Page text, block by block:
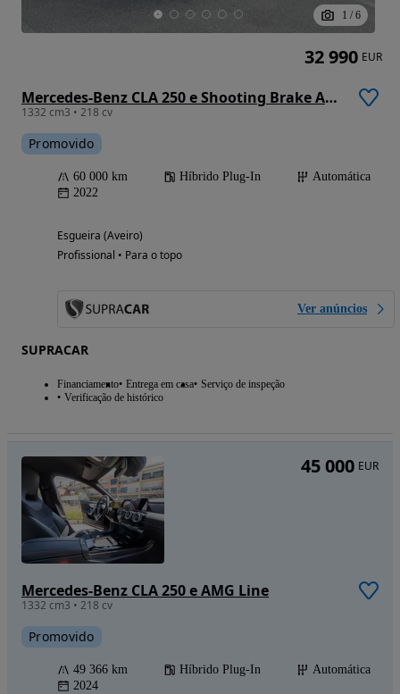
1 / 6
Mercedes-Benz CLA 250 e Shooting Brake AMG Line
1332 cm3 • 218 cv
Promovido
60 000 km Híbrido Plug-In
Automática
2022
Esgueira (Aveiro)
Profissional • Para o topo
Ver anúncios
SUPRACAR
Financiamento Entrega em casa Serviço de inspeção
Verificação de histórico
32 990 EUR
Mercedes-Benz CLA 250 e AMG Line
1332 cm3 • 218 cv
Promovido
49 366 km Híbrido Plug-In
Automática
2024
45 000 EUR